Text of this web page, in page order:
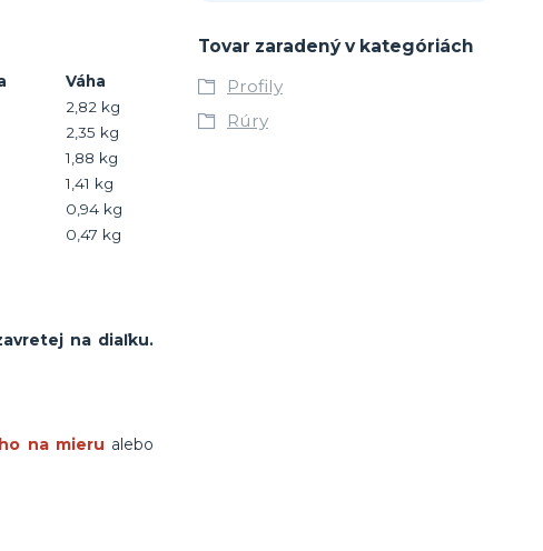
Váha
2, 82 kg
2, 35 kg
1, 88 kg
1, 41 kg
0, 94 kg
0, 47 kg
na diaľku.
na mieru alebo
Tovar zaradený v kategóriách
Profily
Rúry